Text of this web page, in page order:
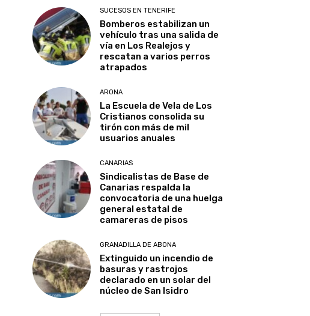
SUCESOS EN TENERIFE
Bomberos estabilizan un
vehículo tras una salida de
vía en Los Realejos y
rescatan a varios perros
atrapados
ARONA
La Escuela de Vela de Los
Cristianos consolida su
tirón con más de mil
usuarios anuales
CANARIAS
Sindicalistas de Base de
Canarias respalda la
convocatoria de una huelga
general estatal de
camareras de pisos
GRANADILLA DE ABONA
Extinguido un incendio de
basuras y rastrojos
declarado en un solar del
núcleo de San Isidro